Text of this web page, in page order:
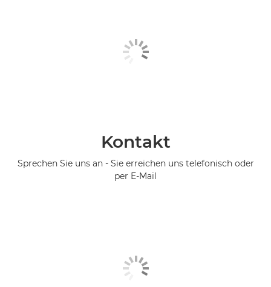
Kontakt
Sprechen Sie uns an - Sie erreichen uns telefonisch oder
per E-Mail